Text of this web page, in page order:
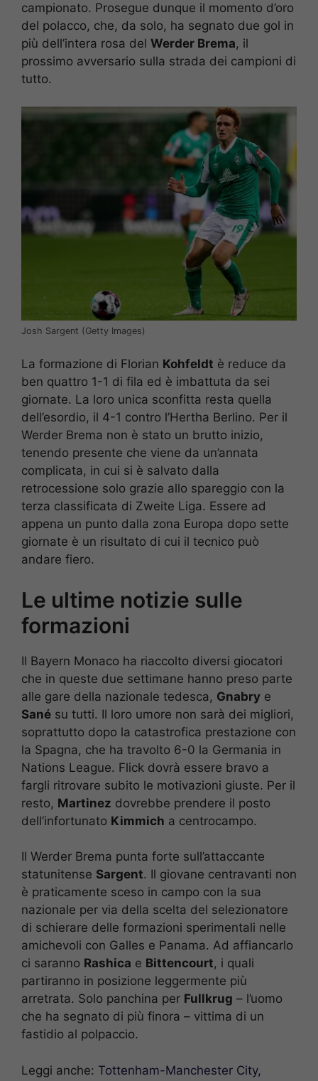
campionato. Prosegue dunque il momento d’oro
del polacco, che, da solo, ha segnato due gol in
più dell’intera rosa del Werder Brema, il
prossimo avversario sulla strada dei campioni di
tutto.
Josh Sargent (Getty Images)
La formazione di Florian Kohfeldt è reduce da
ben quattro 1-1 di fila ed è imbattuta da sei
giornate. La loro unica sconfitta resta quella
dell’esordio, il 4-1 contro l’Hertha Berlino. Per il
Werder Brema non è stato un brutto inizio,
tenendo presente che viene da un’annata
complicata, in cui si è salvato dalla
retrocessione solo grazie allo spareggio con la
terza classificata di Zweite Liga. Essere ad
appena un punto dalla zona Europa dopo sette
giornate è un risultato di cui il tecnico può
andare fiero.
Le ultime notizie sulle
formazioni
Il Bayern Monaco ha riaccolto diversi giocatori
che in queste due settimane hanno preso parte
alle gare della nazionale tedesca, Gnabry e
Sané su tutti. Il loro umore non sarà dei migliori,
soprattutto dopo la catastrofica prestazione con
la Spagna, che ha travolto 6-0 la Germania in
Nations League. Flick dovrà essere bravo a
fargli ritrovare subito le motivazioni giuste. Per il
resto, Martinez dovrebbe prendere il posto
dell’infortunato Kimmich a centrocampo.
Il Werder Brema punta forte sull’attaccante
statunitense Sargent. Il giovane centravanti non
è praticamente sceso in campo con la sua
nazionale per via della scelta del selezionatore
di schierare delle formazioni sperimentali nelle
amichevoli con Galles e Panama. Ad affiancarlo
ci saranno Rashica e Bittencourt, i quali
partiranno in posizione leggermente più
arretrata. Solo panchina per Fullkrug – l’uomo
che ha segnato di più finora – vittima di un
fastidio al polpaccio.
Leggi anche: Tottenham-Manchester City,